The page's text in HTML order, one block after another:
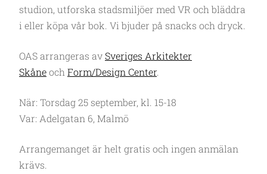
studion, utforska stadsmiljöer med VR och bläddra
i eller köpa vår bok. Vi bjuder på snacks och dryck.
OAS arrangeras avSveriges Arkitekter
Skåneoch Form/Design Center.
När: Torsdag 25 september, kl. 15-18
Var: Adelgatan 6, Malmö
Arrangemanget är helt gratis och ingen anmälan
krävs.